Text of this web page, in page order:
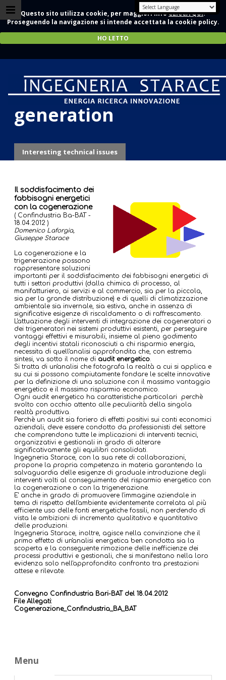
Questo sito utilizza cookie, per maggiori infoCLICCA QUI.
Proseguendo la navigazione si intende accettata la cookie policy.
HO LETTO
Co- and Tri-
generation
Interesting technical issues
Il soddisfacimento dei
fabbisogni energetici
con la cogenerazione
( Confindustria Ba-BAT -
18.04.2012 )
Domenico Laforgia,
Giuseppe Starace
La cogenerazione e la
trigenerazione possono
rappresentare soluzioni
importanti per il soddisfacimento dei fabbisogni energetici di
tutti i settori produttivi (dalla chimica di processo, al
manifatturiero, ai servizi e al commercio, sia per la piccola,
sia per la grande distribuzione) e di quelli di climatizzazione
ambientale sia invernale, sia estiva, anche in assenza di
significative esigenze di riscaldamento o di raffrescamento.
L'attuazione degli interventi di integrazione dei cogeneratori o
dei trigeneratori nei sistemi produttivi esistenti, per perseguire
vantaggi effettivi e misurabili, insieme al pieno godimento
degli incentivi statali riconosciuti a chi risparmio energia,
necessita di quell'analisi approfondita che, con estrema
sintesi, va sotto il nome di audit energetico.
Si tratta di un'analisi che fotografa la realtà a cui si applica e
su cui si possono compiutamente fondare le scelte innovative
per la definizione di una soluzione con il massimo vantaggio
energetico e il massimo risparmio economico.
Ogni audit energetico ha caratteristiche particolari perchè
svolto con occhio attento alle peculiarità della singola
realtà produttiva.
Perchè un audit sia foriero di effetti positivi sui conti economici
aziendali, deve essere condotto da professionisti del settore
che comprendono tutte le implicazioni di interventi tecnici,
organizzativi e gestionali in grado di alterare
significativamente gli equilibri consolidati.
Ingegneria Starace, con la sua rete di collaborazioni,
propone la propria competenza in materia garantendo la
salvaguardia delle esigenze di graduale introduzione degli
interventi volti al conseguimento del risparmio energetico con
la cogenerazione o con la trigenerazione.
E' anche in grado di promuovere l'immagine aziendale in
tema di rispetto dell'ambiente evidentemente correlata al più
efficiente uso delle fonti energetiche fossili, non perdendo di
vista le ambizioni di incremento qualitativo e quantitativo
delle produzioni.
Ingegneria Starace, inoltre, agisce nella convinzione che il
primo effetto di un'analisi energetica ben condotta sia la
scoperta e la conseguente rimozione delle inefficienze dei
processi produttivi e gestionali, che si manifestano nella loro
evidenza solo nell'approfondito confronto tra prestazioni
attese e rilevate.
Convegno Confindustria Bari-BAT del 18.04.2012
File Allegati:
Cogenerazione_Confindustria_BA_BAT
Menu